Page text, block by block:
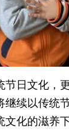
日文化，
续以传统
化的滋养